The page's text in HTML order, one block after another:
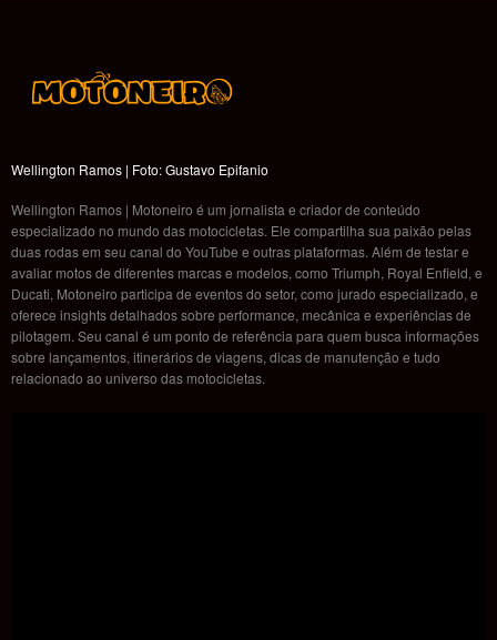
Wellington Ramos | Foto: Gustavo Epifanio
Wellington Ramos | Motoneiro é um jornalista e criador de conteúdo
especializado no mundo das motocicletas. Ele compartilha sua paixão pelas
duas rodas em seu canal do YouTube e outras plataformas. Além de testar e
avaliar motos de diferentes marcas e modelos, como Triumph, Royal Enfield, e
Ducati, Motoneiro participa de eventos do setor, como jurado especializado, e
oferece insights detalhados sobre performance, mecânica e experiências de
pilotagem. Seu canal é um ponto de referência para quem busca informações
sobre lançamentos, itinerários de viagens, dicas de manutenção e tudo
relacionado ao universo das motocicletas.